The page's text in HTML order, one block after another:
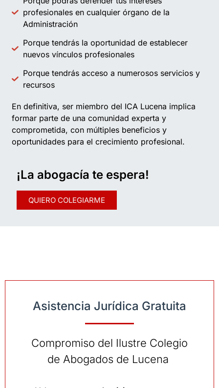
profesionales en cualquier órgano de la
Administración
Porque tendrás la oportunidad de establecer
nuevos vínculos profesionales
Porque tendrás acceso a numerosos servicios y
recursos
En definitiva, ser miembro del ICA Lucena implica
formar parte de una comunidad experta y
comprometida, con múltiples beneficios y
oportunidades para el crecimiento profesional.
¡La abogacía te espera!
QUIERO COLEGIARME
Asistencia Jurídica Gratuita
Compromiso del Ilustre Colegio
de Abogados de Lucena